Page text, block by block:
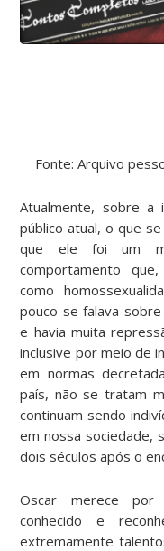
Fonte: Arquivo
Atualmente, sobre a
público atual, o que
que ele foi um
comportamento
como
pouco se falava
e havia muita
inclusive por meio de
em normas
país, não se tratam
continuam sendo
em nossa sociedade,
dois séculos após o
Oscar merece
conhecido e
extremamente